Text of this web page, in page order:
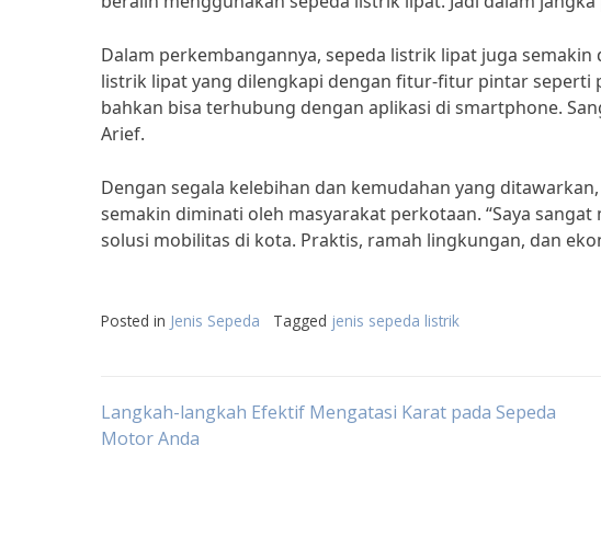
Dalam perkembangannya, sepeda listrik lipat juga
listrik lipat yang dilengkapi dengan fitur-fitur pintar seperti
bahkan bisa terhubung dengan aplikasi di smartphone.
Arief.
Dengan segala kelebihan dan kemudahan yang
semakin diminati oleh masyarakat perkotaan. “Saya
solusi mobilitas di kota. Praktis, ramah lingkungan, dan
Posted in Jenis Sepeda Tagged jenis sepeda listrik
Post
Langkah-langkah Efektif Mengatasi Karat pada Sepeda
Motor Anda